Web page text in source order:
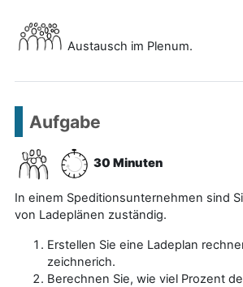
Austausch im Plenum.
Aufgabe
30 Minuten
In einem Speditionsunternehmen sind
von Ladeplänen zuständig.
Erstellen Sie eine Ladeplan
zeichnerich.
Berechnen Sie, wie viel Prozent